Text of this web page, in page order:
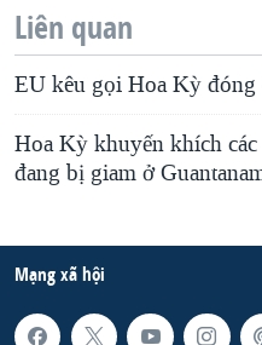
Liên quan
EU kêu gọi Hoa Kỳ đóng
Hoa Kỳ khuyến khích
đang bị giam ở
Mạng xã hội